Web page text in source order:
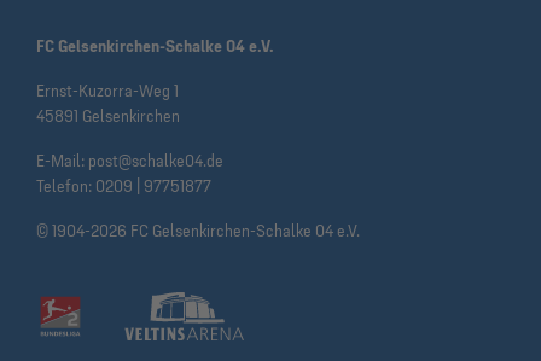
FC Gelsenkirchen-Schalke 04 e.V.
Ernst-Kuzorra-Weg 1
45891 Gelsenkirchen
E-Mail: post@schalke04.de
Telefon: 0209 | 97751877
© 1904-2026 FC Gelsenkirchen-Schalke 04 e.V.